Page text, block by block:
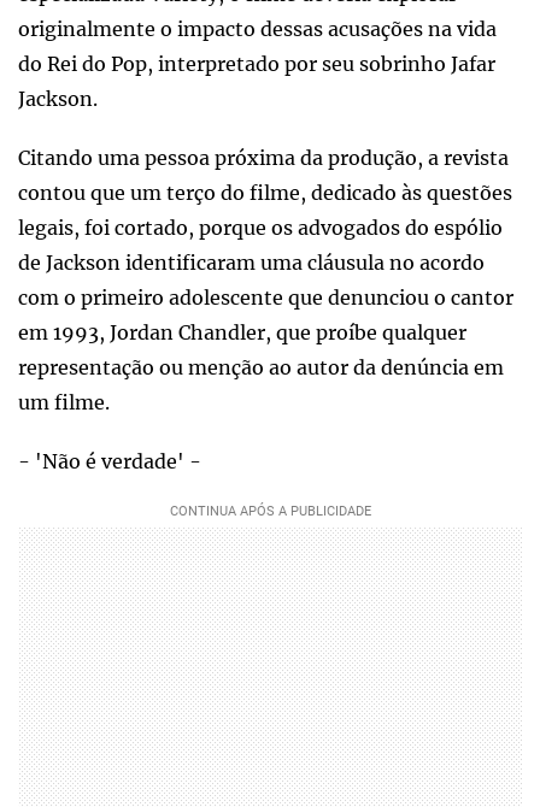
originalmente o impacto dessas acusações na vida
do Rei do Pop, interpretado por seu sobrinho Jafar
Jackson.
Citando uma pessoa próxima da produção, a revista
contou que um terço do filme, dedicado às questões
legais, foi cortado, porque os advogados do espólio
de Jackson identificaram uma cláusula no acordo
com o primeiro adolescente que denunciou o cantor
em 1993, Jordan Chandler, que proíbe qualquer
representação ou menção ao autor da denúncia em
um filme.
- 'Não é verdade' -